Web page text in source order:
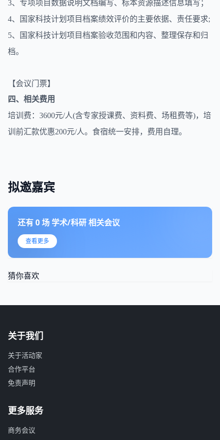
3、专项项目数据说明文档编写、标本资源描述信息填写；
4、国家科技计划项目档案绩效评价的主要依据、责任要求;
5、国家科技计划项目档案验收范围和内容、整理保存和归
档。
【会议门票】
四、相关费用
培训费：3600元/人(含专家授课费、资料费、场租费等)，培
训前汇款优惠200元/人。食宿统一安排，费用自理。
拟邀嘉宾
还有0场 学术/科研相关会议
查看更多
猜你喜欢
关于我们
关于活动家
合作平台
免责声明
更多服务
商务会议